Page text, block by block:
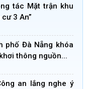
tác Mặt trận khu
3 An”
phố Đà Nẵng khóa
thông nguồn...
an lắng nghe ý